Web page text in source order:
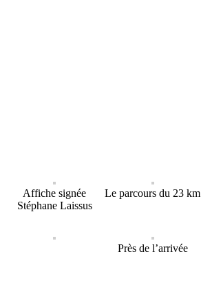
Affiche signée
Stéphane Laissus
Le parcours du 23 km
Près de l’arrivée